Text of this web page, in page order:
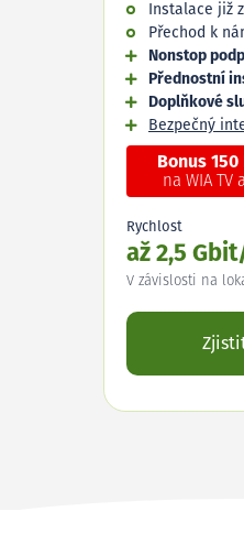
Instalace již
Přechod k
Nonstop
Přednostní
Doplňkové
Bezpečný
Bonus
na WIA TV
Rychlost
až 2,5
V závislosti na